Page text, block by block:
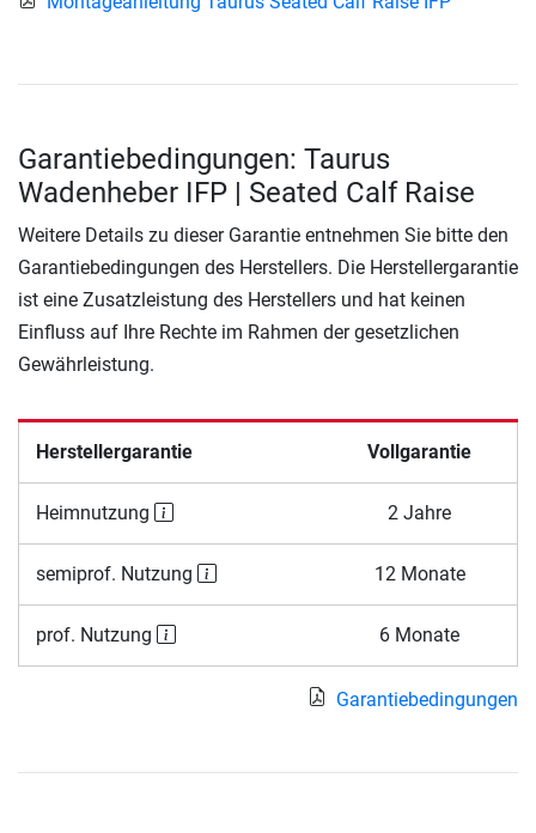
Garantiebedingungen: Taurus
Wadenheber IFP | Seated Calf Raise
Weitere Details zu dieser Garantie entnehmen Sie bitte den
Garantiebedingungen des Herstellers. Die Herstellergarantie
ist eine Zusatzleistung des Herstellers und hat keinen
Einfluss auf Ihre Rechte im Rahmen der gesetzlichen
Gewährleistung.
Herstellergarantie Vollgarantie
Heimnutzung 2 Jahre
semiprof. Nutzung 12 Monate
prof. Nutzung 6 Monate
Garantiebedingungen